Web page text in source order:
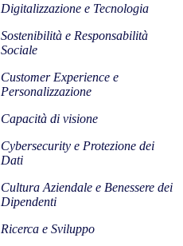
Digitalizzazione e Tecnologia
Sostenibilità e Responsabilità
Sociale
Customer Experience e
Personalizzazione
Capacità di visione
Cybersecurity e Protezione dei
Dati
Cultura Aziendale e Benessere dei
Dipendenti
Ricerca e Sviluppo